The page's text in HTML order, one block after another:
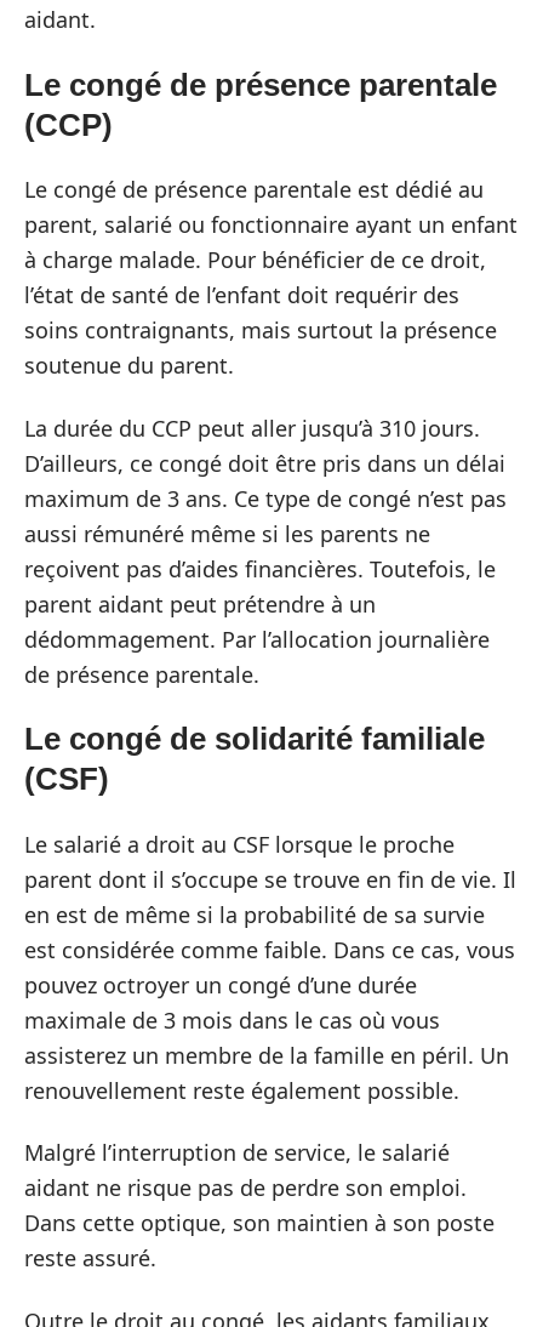
aidant.
Le congé de présence parentale
(CCP)
Le congé de présence parentale est dédié au
parent, salarié ou fonctionnaire ayant un enfant
à charge malade. Pour bénéficier de ce droit,
l’état de santé de l’enfant doit requérir des
soins contraignants, mais surtout la présence
soutenue du parent.
La durée du CCP peut aller jusqu’à 310 jours.
D’ailleurs, ce congé doit être pris dans un délai
maximum de 3 ans. Ce type de congé n’est pas
aussi rémunéré même si les parents ne
reçoivent pas d’aides financières. Toutefois, le
parent aidant peut prétendre à un
dédommagement. Par l’allocation journalière
de présence parentale.
Le congé de solidarité familiale
(CSF)
Le salarié a droit au CSF lorsque le proche
parent dont il s’occupe se trouve en fin de vie. Il
en est de même si la probabilité de sa survie
est considérée comme faible. Dans ce cas, vous
pouvez octroyer un congé d’une durée
maximale de 3 mois dans le cas où vous
assisterez un membre de la famille en péril. Un
renouvellement reste également possible.
Malgré l’interruption de service, le salarié
aidant ne risque pas de perdre son emploi.
Dans cette optique, son maintien à son poste
reste assuré.
Outre le droit au congé, les aidants familiaux